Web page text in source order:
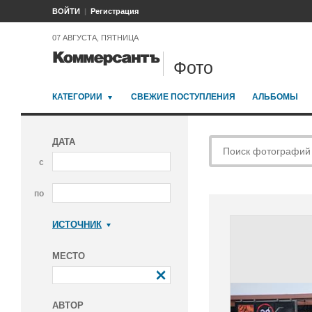
ВОЙТИ Регистрация
07 АВГУСТА, ПЯТНИЦА
Фото
КАТЕГОРИИ СВЕЖИЕ ПОСТУПЛЕНИЯ АЛЬБОМЫ
ДАТА
с
по
ИСТОЧНИК
МЕСТО
АВТОР